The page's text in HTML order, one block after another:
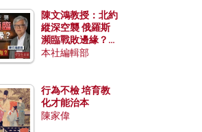
陳文鴻教授：北約
縱深空襲 俄羅斯
瀕臨戰敗邊緣？中
國零部件能左右戰
本社編輯部
行為不檢 培育教
化才能治本
陳家偉